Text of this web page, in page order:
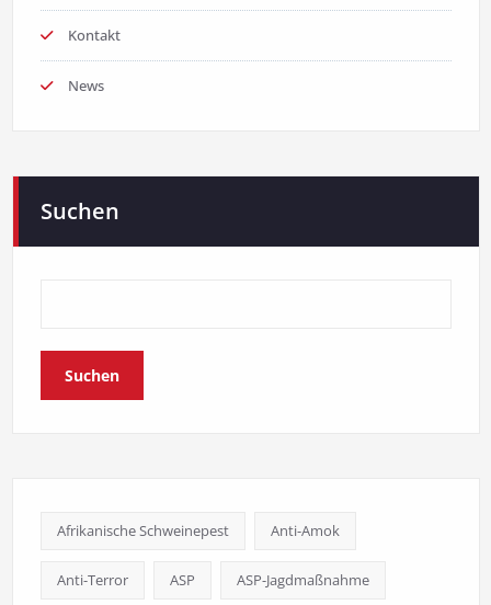
Kontakt
News
Suchen
Suchen
Afrikanische Schweinepest Anti-Amok
Anti-Terror ASP ASP-Jagdmaßnahme